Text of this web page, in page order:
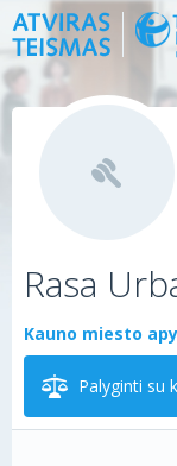
Rasa
Kauno miesto
Palyginti su